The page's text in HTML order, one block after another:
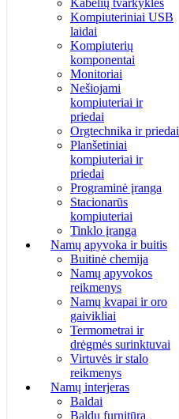
Kabelių tvarkyklės
Kompiuteriniai USB
laidai
Kompiuterių
komponentai
Monitoriai
Nešiojami
kompiuteriai ir
priedai
Orgtechnika ir priedai
Planšetiniai
kompiuteriai ir
priedai
Programinė įranga
Stacionarūs
kompiuteriai
Tinklo įranga
Namų apyvoka ir buitis
Buitinė chemija
Namų apyvokos
reikmenys
Namų kvapai ir oro
gaivikliai
Termometrai ir
drėgmės surinktuvai
Virtuvės ir stalo
reikmenys
Namų interjeras
Baldai
Baldų furnitūra